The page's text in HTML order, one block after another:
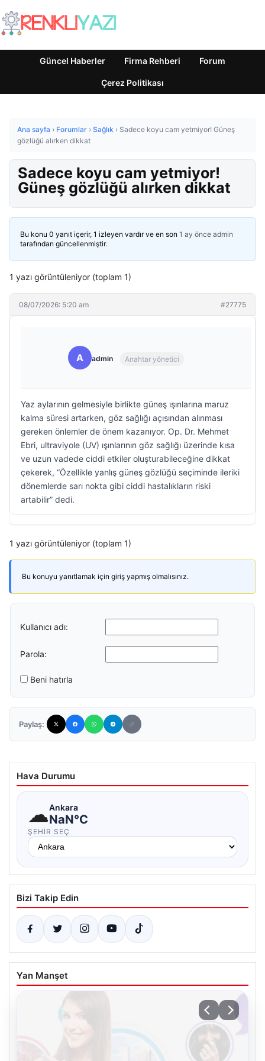
Güncel Haberler Firma Rehberi Forum
Çerez Politikası
Ana sayfa › Forumlar › Sağlık › Sadece koyu cam yetmiyor! Güneş
gözlüğü alırken dikkat
Sadece koyu cam yetmiyor!
Güneş gözlüğü alırken dikkat
Bu konu 0 yanıt içerir, 1 izleyen vardır ve en son 1 ay önce admin
tarafından güncellenmiştir.
1 yazı görüntüleniyor (toplam 1)
08/07/2026: 5:20 am #27775
A admin Anahtar yönetici
Yaz aylarının gelmesiyle birlikte güneş ışınlarına maruz
kalma süresi artarken, göz sağlığı açısından alınması
gereken önlemler de önem kazanıyor. Op. Dr. Mehmet
Ebri, ultraviyole (UV) ışınlarının göz sağlığı üzerinde kısa
ve uzun vadede ciddi etkiler oluşturabileceğine dikkat
çekerek, “Özellikle yanlış güneş gözlüğü seçiminde ileriki
dönemlerde sarı nokta gibi ciddi hastalıkların riski
artabilir” dedi.
1 yazı görüntüleniyor (toplam 1)
Bu konuyu yanıtlamak için giriş yapmış olmalısınız.
Kullanıcı adı:
Parola:
Beni hatırla
Paylaş:
Hava Durumu
☁Ankara
NaN°C
ŞEHIR SEÇ
Bizi Takip Edin
Yan Manşet